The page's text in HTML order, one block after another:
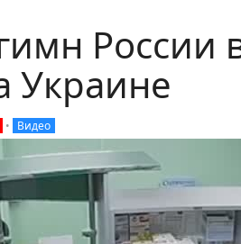
России
Украине
• Видео